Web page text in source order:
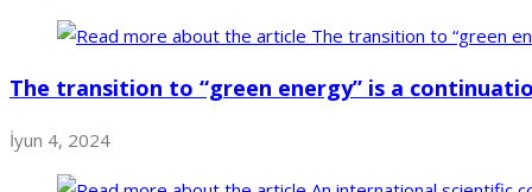
The transition to “green energy” is a
İyun 4, 2024